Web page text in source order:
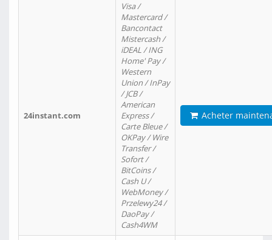
24instant.com
Visa /
Mastercard /
Bancontact
Mistercash /
iDEAL / ING
Home' Pay /
Western
Union / InPay
/ JCB /
American
Express /
Carte Bleue /
OKPay / Wire
Transfer /
Sofort /
BitCoins /
Cash U /
WebMoney /
Przelewy24 /
DaoPay /
Cash4WM
Acheter